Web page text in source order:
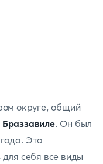
округе, общий
. Он был
Это
себя все виды